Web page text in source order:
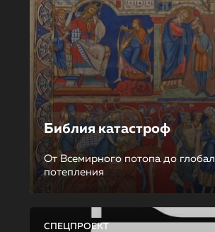
Библия катастроф
От Всемирного потопа до
потепления
СПЕЦПРОЕКТ